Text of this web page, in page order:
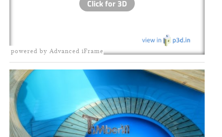
powered by Advanced iFrame